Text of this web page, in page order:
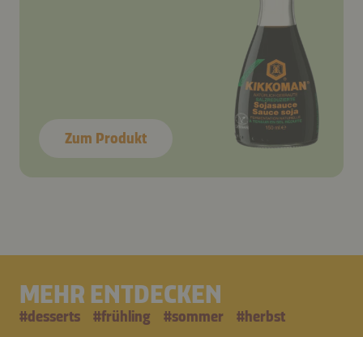
Zum Produkt
MEHR ENTDECKEN
#desserts #frühling #sommer #herbst